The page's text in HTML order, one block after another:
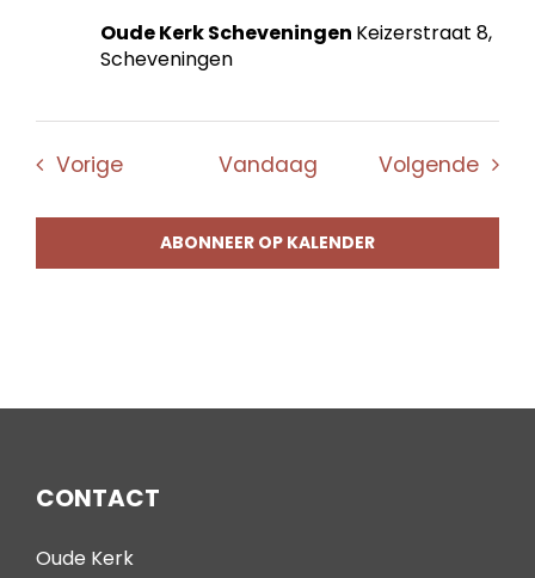
Oude Kerk Scheveningen Keizerstraat 8,
Scheveningen
VorigeEvenementenVandaag Volgende
ABONNEER OP KALENDER
CONTACT
Oude Kerk